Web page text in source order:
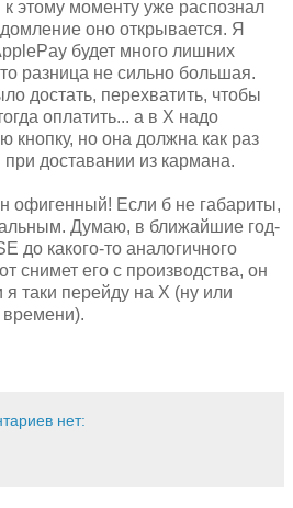
этому моменту уже распознал
оно открывается. Я
будет много лишних
разница не сильно большая.
достать, перехватить, чтобы
оплатить... а в Х надо
кнопку, но она должна как раз
доставании из кармана.
офигенный! Если б не габариты,
Думаю, в ближайшие год-
до какого-то аналогичного
снимет его с производства, он
я таки перейду на Х (ну или
времени).
нет: